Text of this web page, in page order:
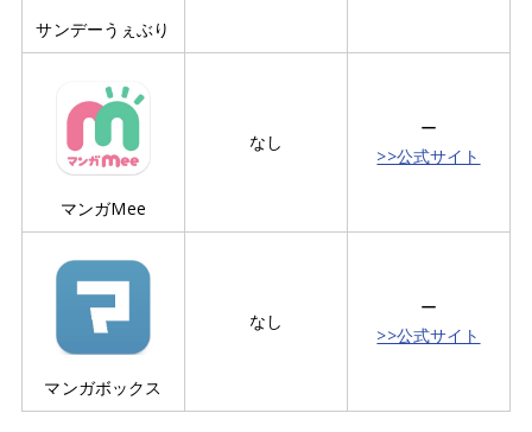
サンデーうぇぶり
マンガMee
なし
ー
>>公式サイト
マンガボックス
なし
ー
>>公式サイト